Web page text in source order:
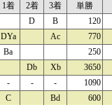
1着 2着 3着 単勝
D B 120
DYa Ac 770
Ba 250
Db Xb 3650
- - - 1090
C Bd 600